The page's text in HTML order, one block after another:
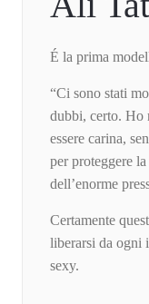
É la prima
“Ci sono stati
dubbi, certo. Ho
essere carina,
per proteggere
dell’enorme
Certamente
liberarsi da ogni
sexy.